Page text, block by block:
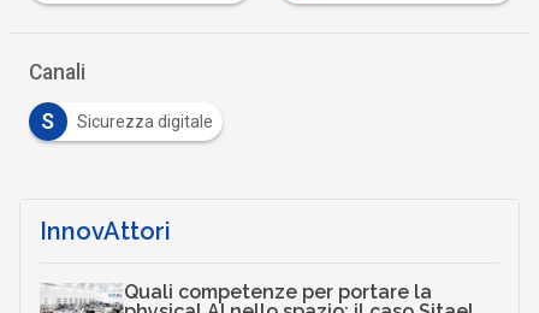
Canali
S Sicurezza digitale
InnovAttori
Quali competenze per portare la